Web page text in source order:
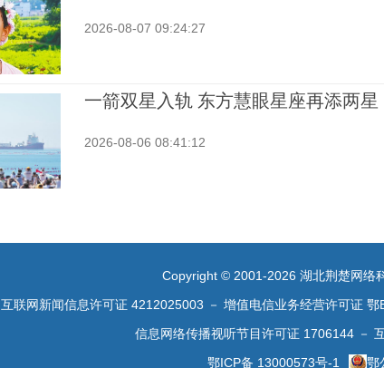
2026-08-07 09:24:27
一箭双星入轨 东方慧眼星座再添两星
2026-08-06 08:41:12
Copyright © 2001-2026 湖北荆楚网络
互联网新闻信息许可证 4212025003 － 增值电信业务经营许可证 鄂
信息网络传播视听节目许可证 1706144 －
鄂ICP备 13000573号-1
鄂